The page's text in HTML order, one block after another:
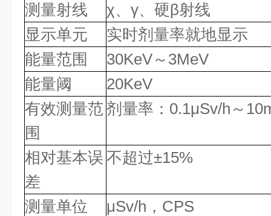
测量射线
χ、γ、硬β射线
显示单元
实时剂量率就地显示
能量范围
30KeV～3MeV
能量阈
20KeV
有效测量范
围
剂量率：0.1μSv/h～
相对基本误
差
不超过±15%
测量单位
μSv/h，CPS